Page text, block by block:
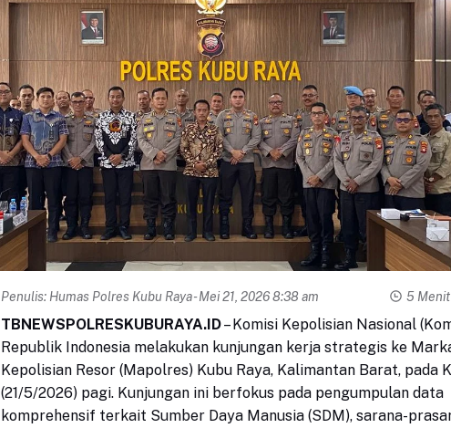
Penulis: Humas Polres Kubu Raya- Mei 21, 2026 8:38 am 5
TBNEWSPOLRESKUBURAYA.ID– Komisi Kepolisian Nasional
Republik Indonesia melakukan kunjungan kerja strategis ke
Kepolisian Resor (Mapolres) Kubu Raya, Kalimantan Barat, pada
(21/5/2026) pagi. Kunjungan ini berfokus pada pengumpulan data
komprehensif terkait Sumber Daya Manusia (SDM), sarana-